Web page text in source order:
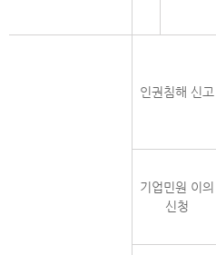
인권침해 신고
기업민원 이의
신청